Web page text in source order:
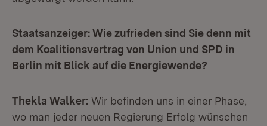
Staatsanzeiger: Wie zufrieden sind Sie denn mit
dem Koalitionsvertrag von Union und SPD in
Berlin mit Blick auf die Energiewende?
Thekla Walker: Wir befinden uns in einer Phase,
wo man jeder neuen Regierung Erfolg wünschen